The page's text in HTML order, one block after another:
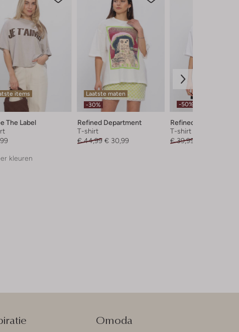
items
The Label
kleuren
Laatste maten
-30%
Refined Department
T-shirt
€ 44,99 € 30,99
-50%
Refined Department
T-shirt
€ 39,99
Omoda